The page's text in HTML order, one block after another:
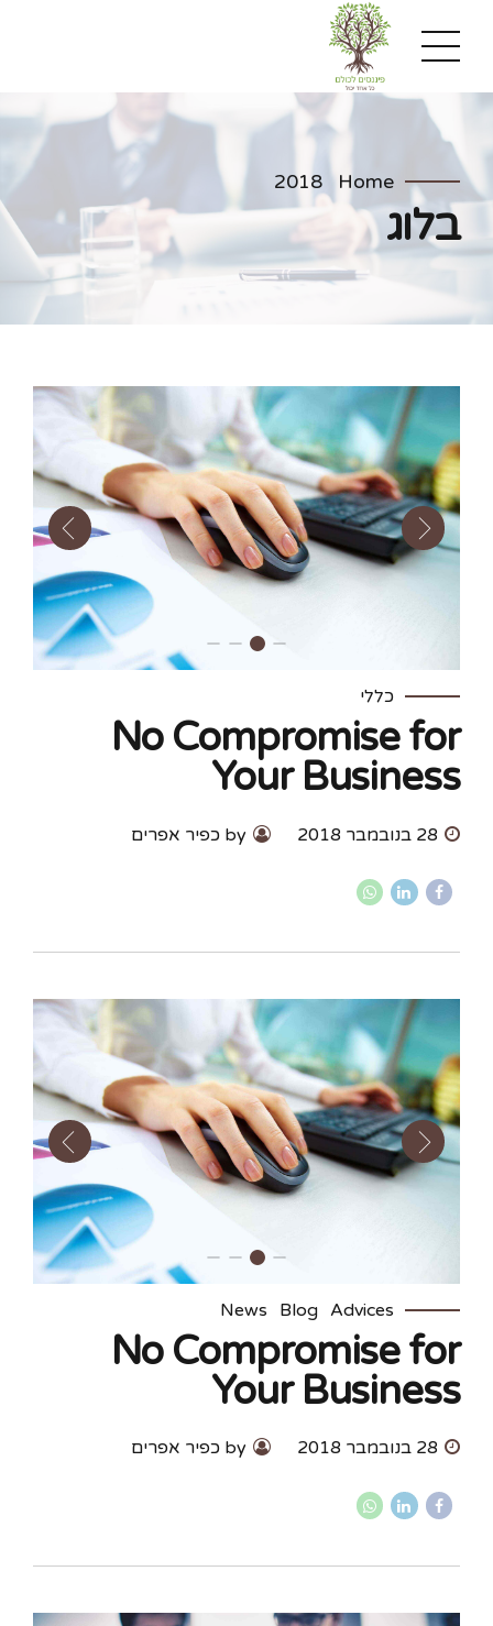
Home
2018
בלוג
כללי
No Compromise for
Your Business
28 בנובמבר 2018 by כפיר אפרים
Advices
Blog
News
No Compromise for
Your Business
28 בנובמבר 2018 by כפיר אפרים